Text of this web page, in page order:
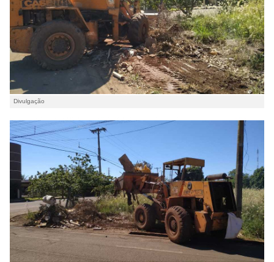
Divulgação